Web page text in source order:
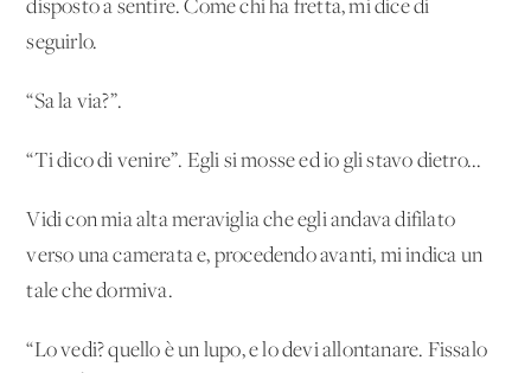
disposto a sentire. Come chi ha fretta, mi dice di
seguirlo.
“Sa la via?”.
“Ti dico di venire”. Egli si mosse ed io gli stavo dietro...
Vidi con mia alta meraviglia che egli andava difilato
verso una camerata e, procedendo avanti, mi indica un
tale che dormiva.
“Lo vedi? quello è un lupo, e lo devi allontanare. Fissalo